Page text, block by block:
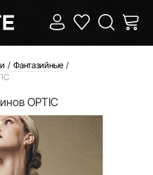
Фантазийные
OPTIC